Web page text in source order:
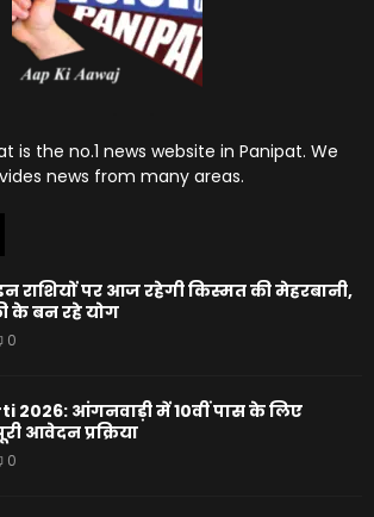
is the no.1 news website in Panipat. We
news from many areas.
राशियों पर आज रहेगी किस्मत की मेहरबानी,
के बन रहे योग
0
2026: आंगनवाड़ी में 10वीं पास के लिए
आवेदन प्रक्रिया
0